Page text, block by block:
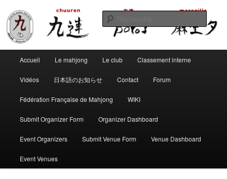
contenu
principalChuuren potos Marseille – Mahjong
convivial
principal
Accueil Le mahjong Le club Classement interne
Vidéos 日本語のお知らせ Contact Forum
Fédération Française de Mahjong WIKI
Submit Organizer Form Organizer Dashboard
Event Organizers Submit Venue Form Venue Dashboard
Event Venues